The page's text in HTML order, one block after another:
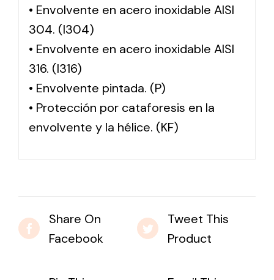
• Envolvente en acero inoxidable AISI
304. (I304)
• Envolvente en acero inoxidable AISI
316. (I316)
• Envolvente pintada. (P)
• Protección por cataforesis en la
envolvente y la hélice. (KF)
Share On
Facebook
Tweet This
Product